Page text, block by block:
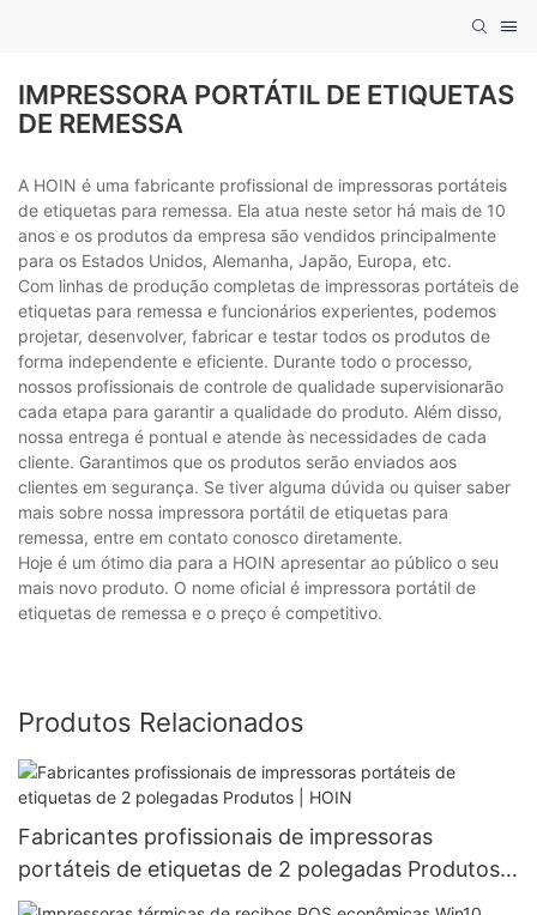
IMPRESSORA PORTÁTIL DE ETIQUETAS
DE REMESSA
A HOIN é uma fabricante profissional de impressoras portáteis
de etiquetas para remessa. Ela atua neste setor há mais de 10
anos e os produtos da empresa são vendidos principalmente
para os Estados Unidos, Alemanha, Japão, Europa, etc.
Com linhas de produção completas de impressoras portáteis de
etiquetas para remessa e funcionários experientes, podemos
projetar, desenvolver, fabricar e testar todos os produtos de
forma independente e eficiente. Durante todo o processo,
nossos profissionais de controle de qualidade supervisionarão
cada etapa para garantir a qualidade do produto. Além disso,
nossa entrega é pontual e atende às necessidades de cada
cliente. Garantimos que os produtos serão enviados aos
clientes em segurança. Se tiver alguma dúvida ou quiser saber
mais sobre nossa impressora portátil de etiquetas para
remessa, entre em contato conosco diretamente.
Hoje é um ótimo dia para a HOIN apresentar ao público o seu
mais novo produto. O nome oficial é impressora portátil de
etiquetas de remessa e o preço é competitivo.
Produtos Relacionados
Fabricantes profissionais de impressoras
portáteis de etiquetas de 2 polegadas Produtos |
HOIN